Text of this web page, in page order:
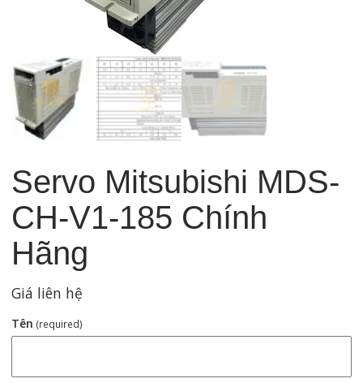
Servo Mitsubishi MDS-
CH-V1-185 Chính
Hãng
Giá liên hệ
Tên (required)